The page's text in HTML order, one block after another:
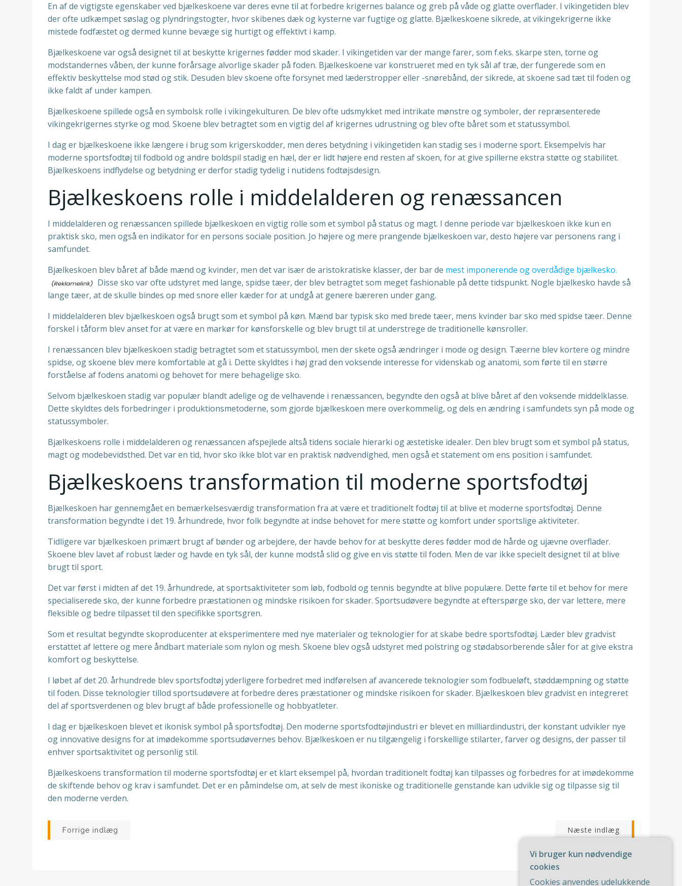
En af de vigtigste egenskaber ved bjælkeskoene var deres evne til at forbedre krigernes balance og greb på våde og glatte overflader. I vikingetiden blev
der ofte udkæmpet søslag og plyndringstogter, hvor skibenes dæk og kysterne var fugtige og glatte. Bjælkeskoene sikrede, at vikingekrigerne ikke
mistede fodfæstet og dermed kunne bevæge sig hurtigt og effektivt i kamp.
Bjælkeskoene var også designet til at beskytte krigernes fødder mod skader. I vikingetiden var der mange farer, som f.eks. skarpe sten, torne og
modstandernes våben, der kunne forårsage alvorlige skader på foden. Bjælkeskoene var konstrueret med en tyk sål af træ, der fungerede som en
effektiv beskyttelse mod stød og stik. Desuden blev skoene ofte forsynet med læderstropper eller -snørebånd, der sikrede, at skoene sad tæt til foden og
ikke faldt af under kampen.
Bjælkeskoene spillede også en symbolsk rolle i vikingekulturen. De blev ofte udsmykket med intrikate mønstre og symboler, der repræsenterede
vikingekrigernes styrke og mod. Skoene blev betragtet som en vigtig del af krigernes udrustning og blev ofte båret som et statussymbol.
I dag er bjælkeskoene ikke længere i brug som krigerskodder, men deres betydning i vikingetiden kan stadig ses i moderne sport. Eksempelvis har
moderne sportsfodtøj til fodbold og andre boldspil stadig en hæl, der er lidt højere end resten af skoen, for at give spillerne ekstra støtte og stabilitet.
Bjælkeskoens indflydelse og betydning er derfor stadig tydelig i nutidens fodtøjsdesign.
Bjælkeskoens rolle i middelalderen og renæssancen
I middelalderen og renæssancen spillede bjælkeskoen en vigtig rolle som et symbol på status og magt. I denne periode var bjælkeskoen ikke kun en
praktisk sko, men også en indikator for en persons sociale position. Jo højere og mere prangende bjælkeskoen var, desto højere var personens rang i
samfundet.
Bjælkeskoen blev båret af både mænd og kvinder, men det var især de aristokratiske klasser, der bar de mest imponerende og overdådige bjælkesko.
Disse sko var ofte udstyret med lange, spidse tæer, der blev betragtet som meget fashionable på dette tidspunkt. Nogle bjælkesko havde så
lange tæer, at de skulle bindes op med snore eller kæder for at undgå at genere bæreren under gang.
I middelalderen blev bjælkeskoen også brugt som et symbol på køn. Mænd bar typisk sko med brede tæer, mens kvinder bar sko med spidse tæer. Denne
forskel i tåform blev anset for at være en markør for kønsforskelle og blev brugt til at understrege de traditionelle kønsroller.
I renæssancen blev bjælkeskoen stadig betragtet som et statussymbol, men der skete også ændringer i mode og design. Tæerne blev kortere og mindre
spidse, og skoene blev mere komfortable at gå i. Dette skyldtes i høj grad den voksende interesse for videnskab og anatomi, som førte til en større
forståelse af fodens anatomi og behovet for mere behagelige sko.
Selvom bjælkeskoen stadig var populær blandt adelige og de velhavende i renæssancen, begyndte den også at blive båret af den voksende middelklasse.
Dette skyldtes dels forbedringer i produktionsmetoderne, som gjorde bjælkeskoen mere overkommelig, og dels en ændring i samfundets syn på mode og
statussymboler.
Bjælkeskoens rolle i middelalderen og renæssancen afspejlede altså tidens sociale hierarki og æstetiske idealer. Den blev brugt som et symbol på status,
magt og modebevidsthed. Det var en tid, hvor sko ikke blot var en praktisk nødvendighed, men også et statement om ens position i samfundet.
Bjælkeskoens transformation til moderne sportsfodtøj
Bjælkeskoen har gennemgået en bemærkelsesværdig transformation fra at være et traditionelt fodtøj til at blive et moderne sportsfodtøj. Denne
transformation begyndte i det 19. århundrede, hvor folk begyndte at indse behovet for mere støtte og komfort under sportslige aktiviteter.
Tidligere var bjælkeskoen primært brugt af bønder og arbejdere, der havde behov for at beskytte deres fødder mod de hårde og ujævne overflader.
Skoene blev lavet af robust læder og havde en tyk sål, der kunne modstå slid og give en vis støtte til foden. Men de var ikke specielt designet til at blive
brugt til sport.
Det var først i midten af det 19. århundrede, at sportsaktiviteter som løb, fodbold og tennis begyndte at blive populære. Dette førte til et behov for mere
specialiserede sko, der kunne forbedre præstationen og mindske risikoen for skader. Sportsudøvere begyndte at efterspørge sko, der var lettere, mere
fleksible og bedre tilpasset til den specifikke sportsgren.
Som et resultat begyndte skoproducenter at eksperimentere med nye materialer og teknologier for at skabe bedre sportsfodtøj. Læder blev gradvist
erstattet af lettere og mere åndbart materiale som nylon og mesh. Skoene blev også udstyret med polstring og stødabsorberende såler for at give ekstra
komfort og beskyttelse.
I løbet af det 20. århundrede blev sportsfodtøj yderligere forbedret med indførelsen af avancerede teknologier som fodbueløft, støddæmpning og støtte
til foden. Disse teknologier tillod sportsudøvere at forbedre deres præstationer og mindske risikoen for skader. Bjælkeskoen blev gradvist en integreret
del af sportsverdenen og blev brugt af både professionelle og hobbyatleter.
I dag er bjælkeskoen blevet et ikonisk symbol på sportsfodtøj. Den moderne sportsfodtøjindustri er blevet en milliardindustri, der konstant udvikler nye
og innovative designs for at imødekomme sportsudøvernes behov. Bjælkeskoen er nu tilgængelig i forskellige stilarter, farver og designs, der passer til
enhver sportsaktivitet og personlig stil.
Bjælkeskoens transformation til moderne sportsfodtøj er et klart eksempel på, hvordan traditionelt fodtøj kan tilpasses og forbedres for at imødekomme
de skiftende behov og krav i samfundet. Det er en påmindelse om, at selv de mest ikoniske og traditionelle genstande kan udvikle sig og tilpasse sig til
den moderne verden.
Indlægsnavigation
Forrige indlæg Indlægsnavigation Næste indlæg
Vi bruger kun nødvendige
cookies
Cookies anvendes udelukkende